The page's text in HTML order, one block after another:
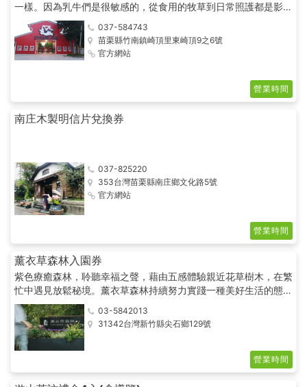
一樣。因為乳牛們是很敏感的，從食用的牧草到日常照護都是影響
品質重要因素。為了提供乳牛們最適合的牧草，我們自行種植牧
草，肥料取自牛隻糞尿發酵6個月所做成有機肥，並且將新鮮盤古
拉草發靜置發酵，成為乳牛們最愛的優格盤古拉，富含豐富的乳酸
菌、維生素，營養又健康。也因為四方的堅持，受到 主婦聯盟 與
037-584743
苗栗縣竹南鎮崎頂里東崎頂9之6號
官方網站
營業時間
南庄木製明信片兌換券
037-825220
353台灣苗栗縣南庄鄉文化路5號
官方網站
營業時間
薰衣草森林入園券
紫色療癒森林，聆聽幸福之聲，藉由五感體驗親近花草樹木，在繁
忙中遇見放鬆秘境。薰衣草森林持續努力實踐一種美好生活的態
度，不單是一間美麗的森林咖啡館，也不是休閒景觀餐廳，而想分
享一種良善與自然的價值觀，希望來到山上的旅人，能在心中種下
一株紫色夢想的薰衣草，傳遞人們夢想與勇氣的能量。
03-5842013
31342台灣新竹縣尖石鄉129號
營業時間